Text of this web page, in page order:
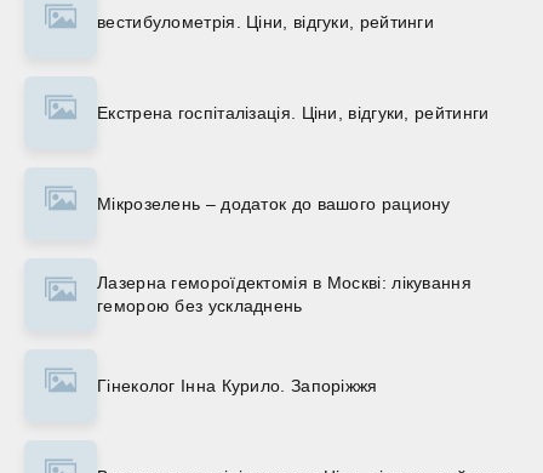
вестибулометрія. Ціни, відгуки, рейтинги
Екстрена госпіталізація. Ціни, відгуки, рейтинги
Мікрозелень – додаток до вашого рациону
Лазерна гемороїдектомія в Москві: лікування
геморою без ускладнень
Гінеколог Інна Курило. Запоріжжя